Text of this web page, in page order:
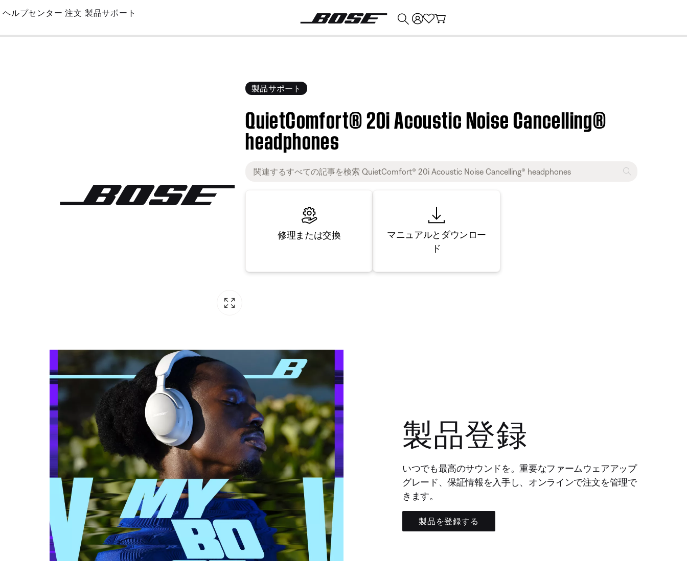
Skip
Main
ヘルプセンター 注文 製品サポート
製品サポート
QuietComfort® 20i Acoustic Noise Cancelling®
headphones
修理または交換
マニュアルとダウンロー
ド
製品登録
いつでも最高のサウンドを。重要なファームウェアアップ
グレード、保証情報を入手し、オンラインで注文を管理で
きます。
製品を登録する